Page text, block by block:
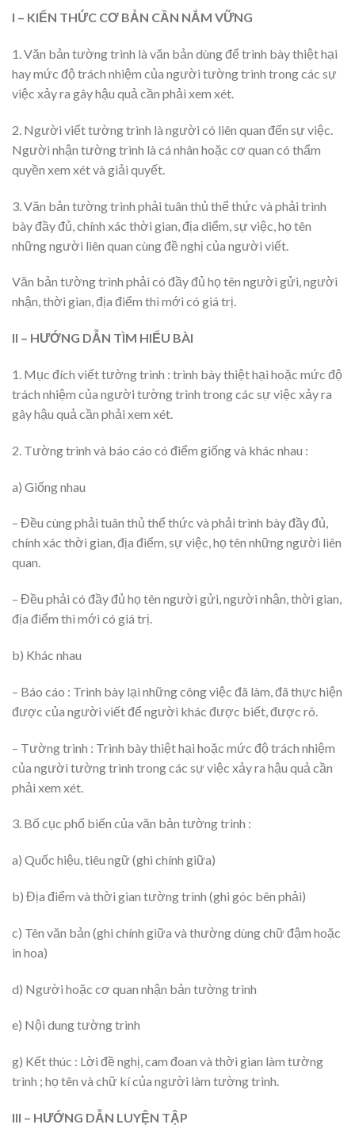
I – KIẾN THỨC CƠ BẢN CẦN NẮM VỮNG
1. Văn bản tường trình là văn bản dùng để trình bày thiệt hại
hay mức độ trách nhiệm của người tường trình trong các sự
việc xảy ra gây hậu quả cần phải xem xét.
2. Người viết tường trình là người có liên quan đến sự việc.
Người nhận tường trình là cá nhân hoặc cơ quan có thẩm
quyền xem xét và giải quyết.
3. Văn bản tường trình phải tuân thủ thể thức và phải trình
bày đầy đủ, chính xác thời gian, địa diểm, sự việc, họ tên
những người liên quan cùng đề nghị của người viết.
Văn bản tường trình phải có đầy đủ họ tên người gửi, người
nhận, thời gian, địa điểm thì mới có giá trị.
II – HƯỚNG DẪN TÌM HIỂU BÀI
1. Mục đích viết tường trình : trình bày thiệt hại hoặc mức độ
trách nhiệm của người tường trình trong các sự việc xảy ra
gây hậu quả cần phải xem xét.
2. Tường trình và báo cáo có điểm giống và khác nhau :
a) Giống nhau
– Đều cùng phải tuân thủ thể thức và phải trình bày đầy đủ,
chính xác thời gian, địa điểm, sự việc, họ tên những người liên
quan.
– Đều phải có đầy đủ họ tên người gửi, người nhận, thời gian,
địa điểm thì mới có giá trị.
b) Khác nhau
– Báo cáo : Trình bày lại những công việc đã làm, đã thực hiện
được của người viết để người khác được biết, được rõ.
– Tường trình : Trình bày thiệt hại hoặc mức độ trách nhiệm
của người tường trình trong các sự việc xảy ra hậu quả cần
phải xem xét.
3. Bố cục phổ biến của văn bản tường trình :
a) Quốc hiệu, tiêu ngữ (ghi chính giữa)
b) Địa điểm và thời gian tường trình (ghi góc bên phải)
c) Tên văn bản (ghi chính giữa và thường dùng chữ đậm hoặc
in hoa)
d) Người hoặc cơ quan nhận bản tường trình
e) Nội dung tường trình
g) Kết thúc : Lời đề nghị, cam đoan và thời gian làm tường
trình ; họ tên và chữ kí của người làm tường trình.
III – HƯỚNG DẪN LUYỆN TẬP